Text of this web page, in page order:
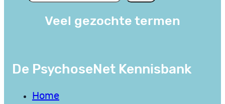
Veel gezochte termen
De PsychoseNet Kennisbank
Home